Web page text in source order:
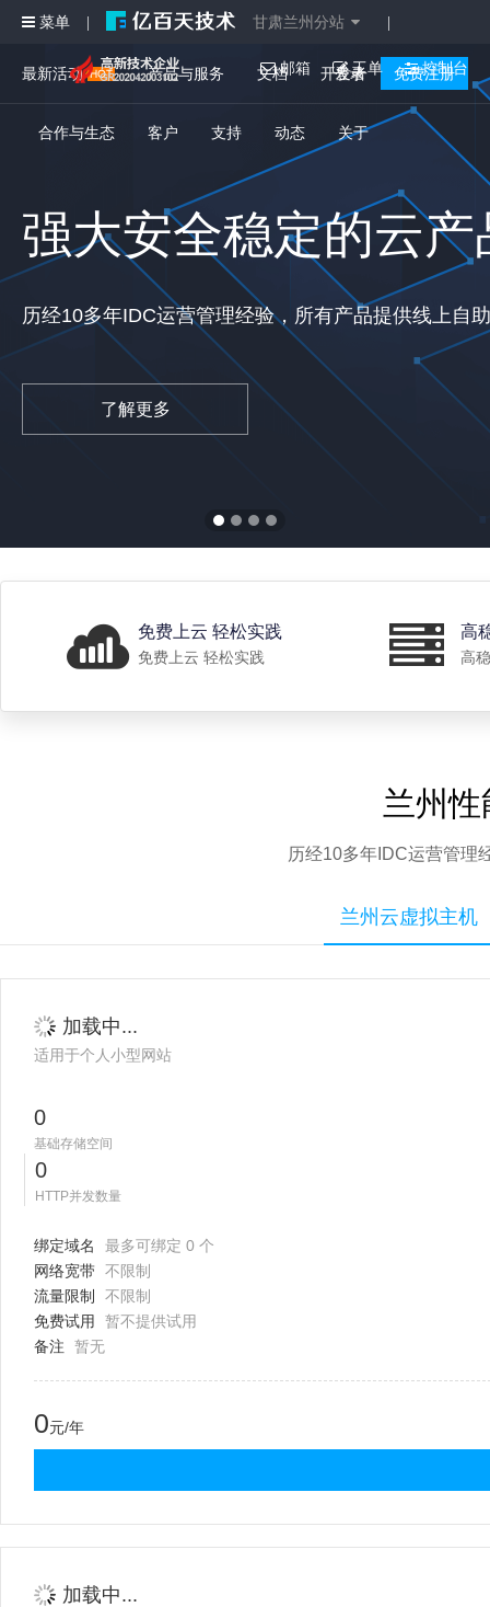
强大安全稳定的云产
历经10多年IDC运营管理经验，所有产品提供线上自
了解更多
最新活动 产品与服务 文档 开发者
合作与生态 客户 支持 动态 关于
登录 免费注册
菜单 甘肃兰州分站
邮箱 工单 控制台
免费上云 轻松实践
免费上云 轻松实践
高
高
兰州
历经10多年IDC运营管理
兰州云虚拟主机
加载中...
适用于个人小型网站
0
基础存储空间
0
HTTP并发数量
绑定域名
最多可绑定 0 个
网络宽带 不限制
流量限制
不限制
免费试用
暂不提供试用
备注
暂无
0元/年
加载中...